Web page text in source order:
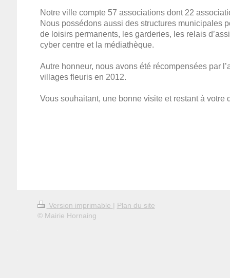
Notre ville compte 57 associations dont 22
Nous possédons aussi des structures municipales
de loisirs permanents, les garderies, les relais
cyber centre et la médiathèque.
Autre honneur, nous avons été récompensées par
villages fleuris en 2012.
Vous souhaitant, une bonne visite et restant à
Version imprimable | Plan du site
© Mairie Hornaing